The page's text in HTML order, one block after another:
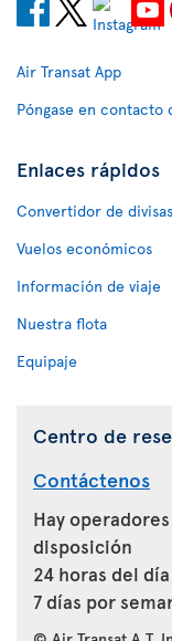
Air Transat App
Póngase en contacto
Enlaces rápidos
Convertidor de divisas
Vuelos económicos
Información de viaje
Nuestra flota
Equipaje
Centro de
Contáctenos
Hay
disposición
24 horas del día
7 días por